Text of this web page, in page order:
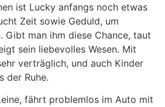
ist Lucky anfangs noch etwas
Zeit sowie Geduld, um
Gibt man ihm diese Chance, taut
sein liebevolles Wesen. Mit
verträglich, und auch Kinder
der Ruhe.
fährt problemlos im Auto mit